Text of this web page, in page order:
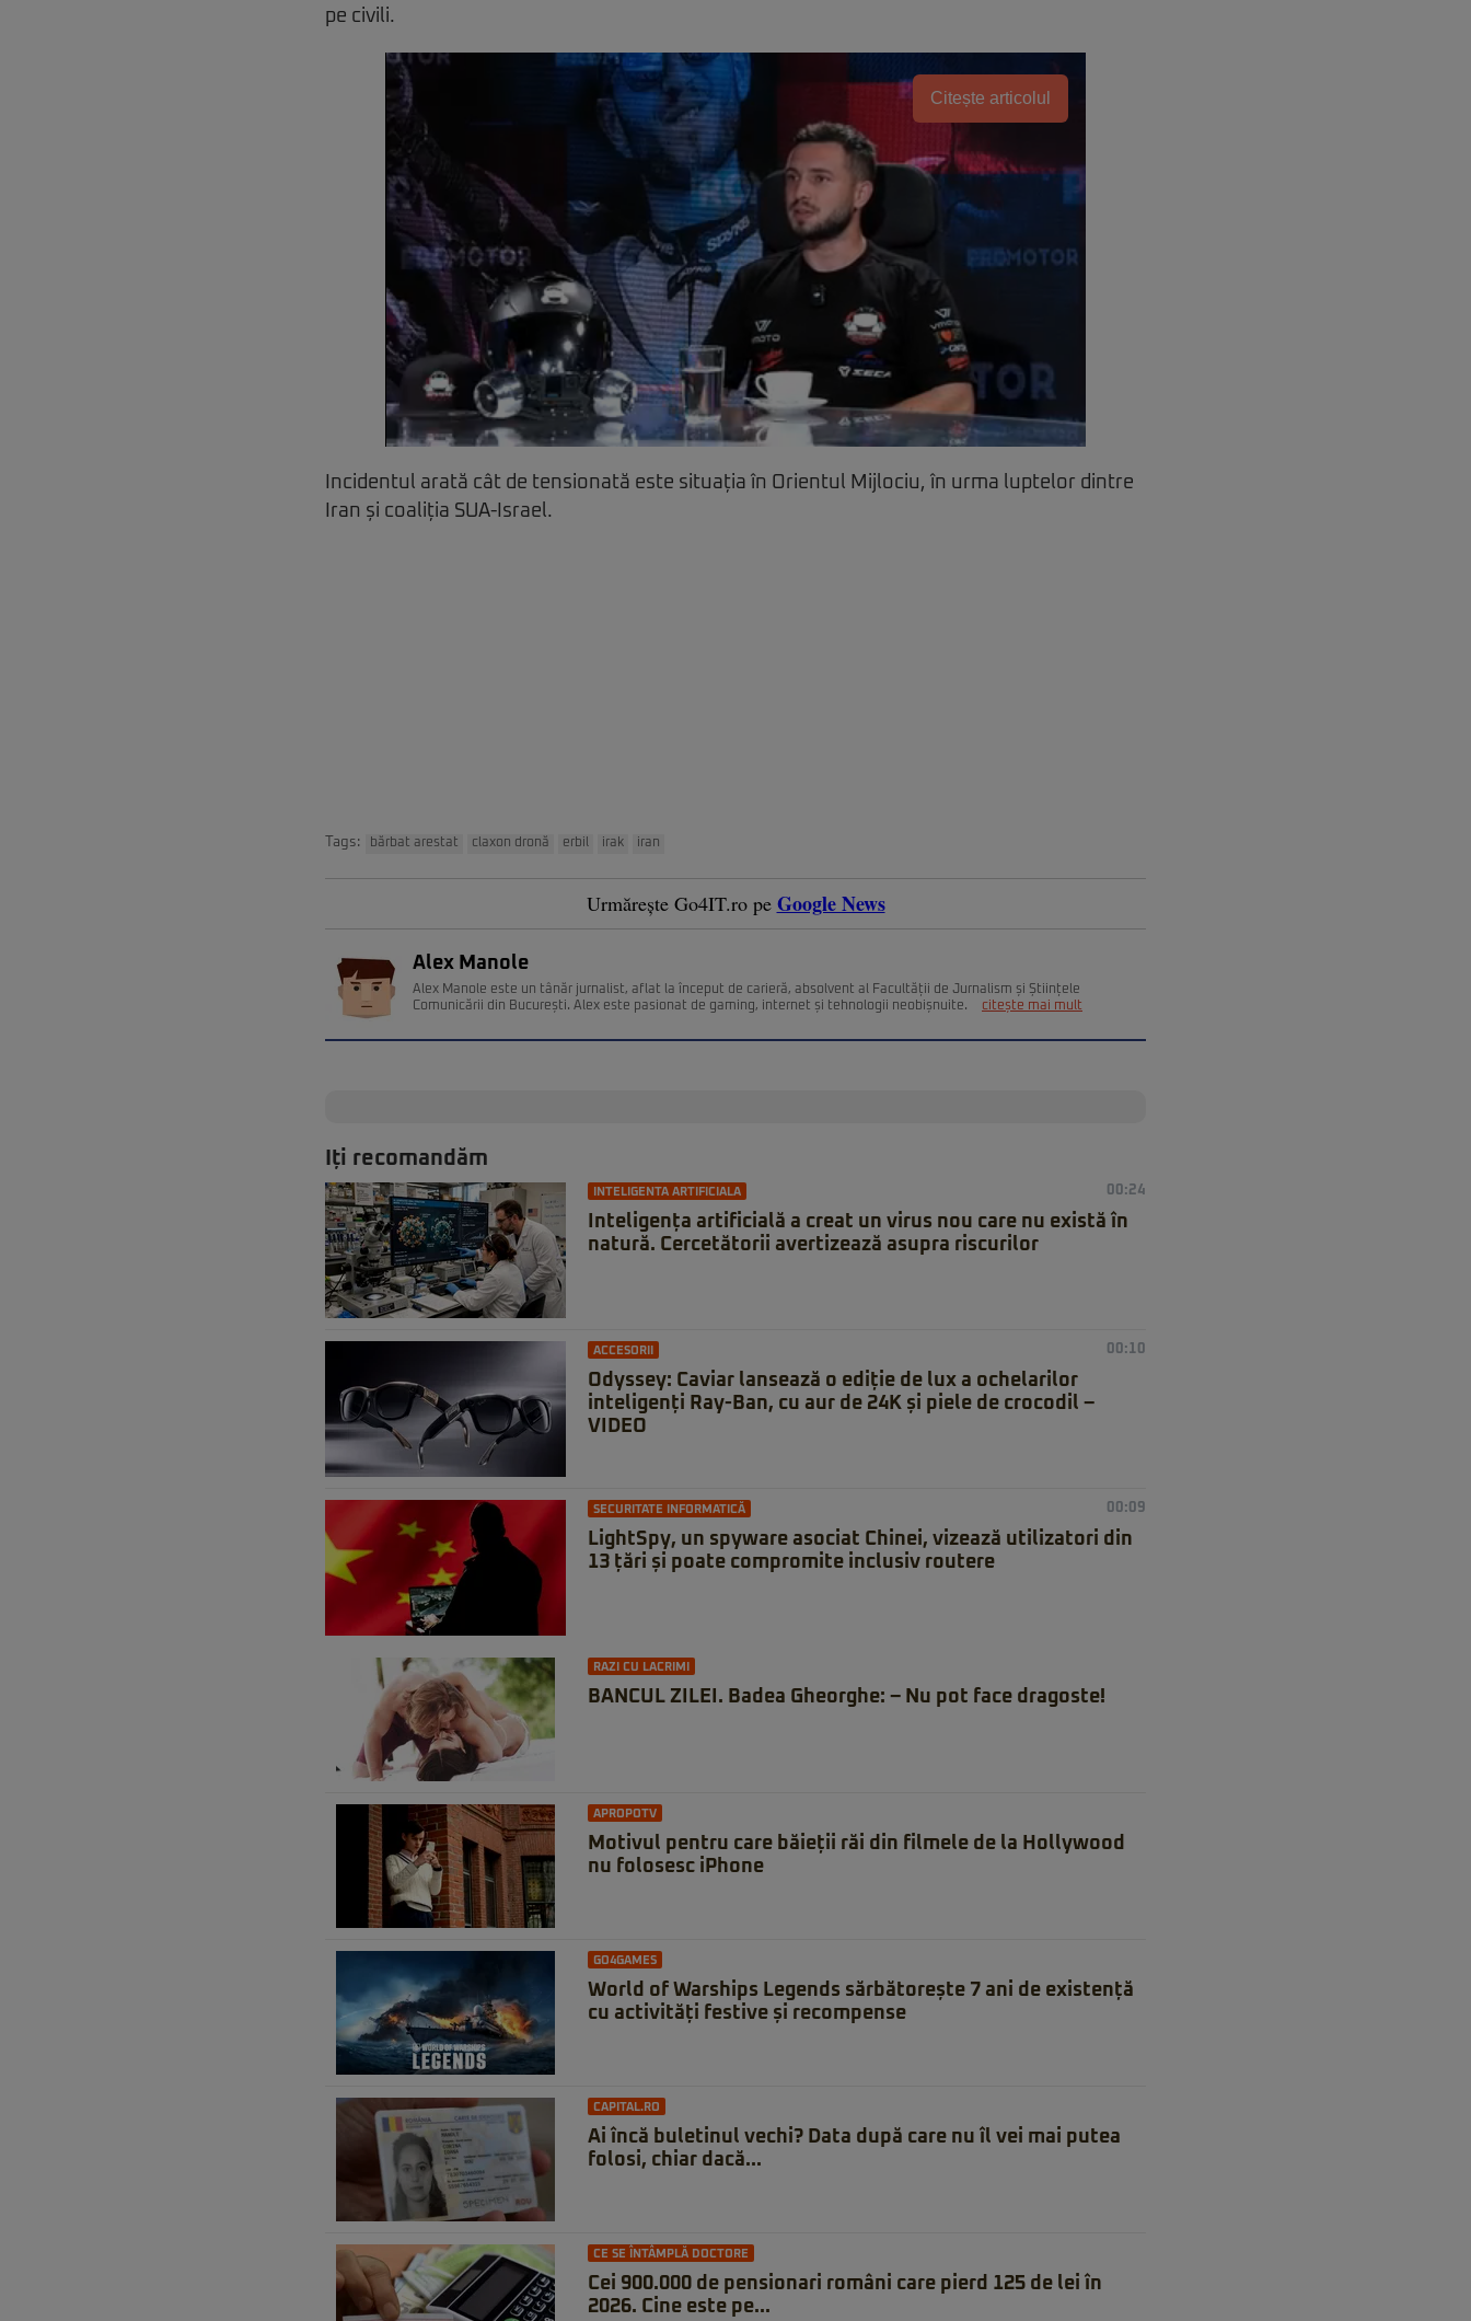
pe civili.
Citește articolul
Incidentul arată cât de tensionată este situația în Orientul Mijlociu, în urma luptelor dintre
Iran și coaliția SUA-Israel.
Tags: bărbat arestat claxon dronă erbil irak iran
Urmărește Go4IT.ro pe Google News
Alex Manole
Alex Manole este un tânăr jurnalist, aflat la început de carieră, absolvent al Facultății de Jurnalism și Științele
Comunicării din București. Alex este pasionat de gaming, internet și tehnologii neobișnuite.
citește mai mult
Iți recomandăm
INTELIGENTA ARTIFICIALA 00:24
Inteligența artificială a creat un virus nou care nu există în
natură. Cercetătorii avertizează asupra riscurilor
ACCESORII 00:10
Odyssey: Caviar lansează o ediție de lux a ochelarilor
inteligenți Ray-Ban, cu aur de 24K și piele de crocodil –
VIDEO
SECURITATE INFORMATICĂ 00:09
LightSpy, un spyware asociat Chinei, vizează utilizatori din
13 țări și poate compromite inclusiv routere
RAZI CU LACRIMI
BANCUL ZILEI. Badea Gheorghe: – Nu pot face dragoste!
APROPOTV
Motivul pentru care băieții răi din filmele de la Hollywood
nu folosesc iPhone
GO4GAMES
World of Warships Legends sărbătorește 7 ani de existență
cu activități festive și recompense
CAPITAL.RO
Ai încă buletinul vechi? Data după care nu îl vei mai putea
folosi, chiar dacă...
CE SE ÎNTÂMPLĂ DOCTORE
Cei 900.000 de pensionari români care pierd 125 de lei în
2026. Cine este pe...